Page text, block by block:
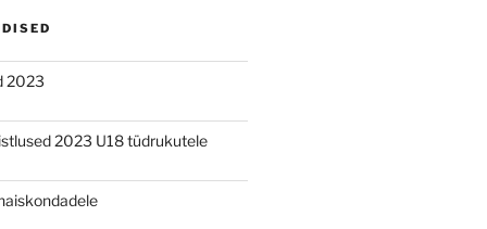
2023
2023 U18 tüdrukutele